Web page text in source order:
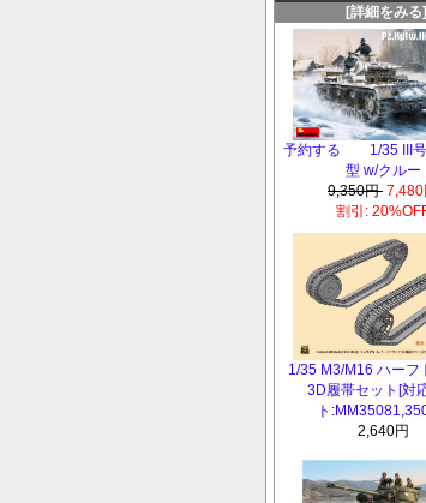
[詳細をみる]
予約する 1/35 III号
型 w/クルー
9,350円 7,480
割引:
1/35 M3/M16 ハーフ
3D履帯セット[対
ト
2,640円